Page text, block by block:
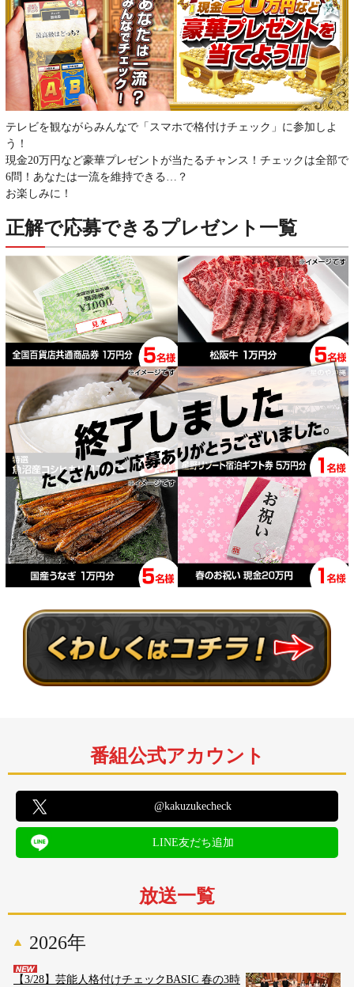
テレビを観ながらみんなで「スマホで格付けチェック」に参加しよ
う！
現金20万円など豪華プレゼントが当たるチャンス！チェックは全部で
6問！あなたは一流を維持できる…？
お楽しみに！
正解で応募できるプレゼント一覧
番組公式アカウント
@kakuzukecheck
LINE友だち追加
放送一覧
2026年
【3/28】芸能人格付けチェックBASIC 春の3時